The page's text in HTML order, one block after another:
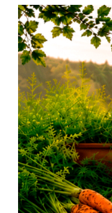
Siirry
sisältöön